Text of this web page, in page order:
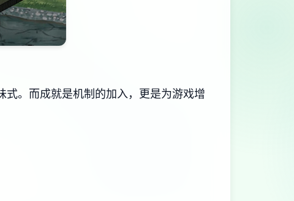
。而​​成就是机制的加入​​，更是为游戏增